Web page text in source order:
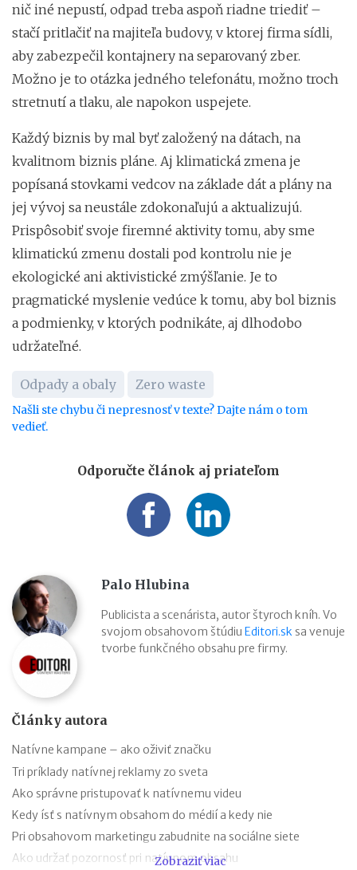
nič iné nepustí, odpad treba aspoň riadne triediť –
stačí pritlačiť na majiteľa budovy, v ktorej firma sídli,
aby zabezpečil kontajnery na separovaný zber.
Možno je to otázka jedného telefonátu, možno troch
stretnutí a tlaku, ale napokon uspejete.
Každý biznis by mal byť založený na dátach, na
kvalitnom biznis pláne. Aj klimatická zmena je
popísaná stovkami vedcov na základe dát a plány na
jej vývoj sa neustále zdokonaľujú a aktualizujú.
Prispôsobiť svoje firemné aktivity tomu, aby sme
klimatickú zmenu dostali pod kontrolu nie je
ekologické ani aktivistické zmýšľanie. Je to
pragmatické myslenie vedúce k tomu, aby bol biznis
a podmienky, v ktorých podnikáte, aj dlhodobo
udržateľné.
Odpady a obaly Zero waste
Našli ste chybu či nepresnosť v texte? Dajte nám o tom
vedieť.
Odporučte článok aj priateľom
Palo Hlubina
Publicista a scenárista, autor štyroch kníh. Vo
svojom obsahovom štúdiu Editori.sk sa venuje
tvorbe funkčného obsahu pre firmy.
Články autora
Natívne kampane – ako oživiť značku
Tri príklady natívnej reklamy zo sveta
Ako správne pristupovať k natívnemu videu
Kedy ísť s natívnym obsahom do médií a kedy nie
Pri obsahovom marketingu zabudnite na sociálne siete
Ako udržať pozornosť pri natívnom obsahu
Zobraziť viac